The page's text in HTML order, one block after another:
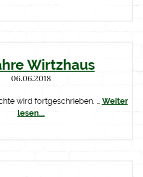
Wirtzhaus
06.06.2018
wird fortgeschrieben. … Weiter
lesen...